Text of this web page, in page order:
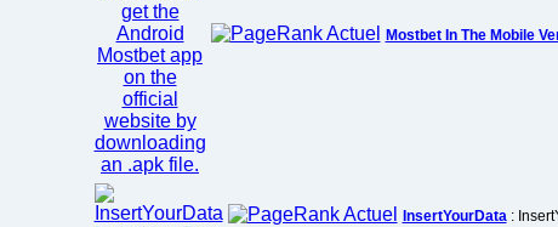
Mostbet In The Mobile
InsertYourData: